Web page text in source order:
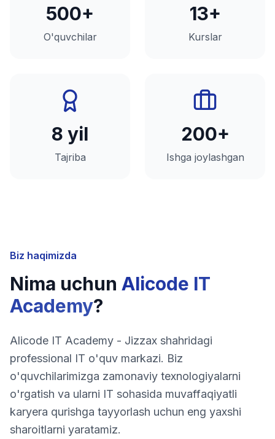
500+
O'quvchilar
13+
Kurslar
8 yil
Tajriba
200+
Ishga joylashgan
Biz haqimizda
Nima uchun Alicode IT
Academy?
Alicode IT Academy - Jizzax shahridagi
professional IT o'quv markazi. Biz
o'quvchilarimizga zamonaviy texnologiyalarni
o'rgatish va ularni IT sohasida muvaffaqiyatli
karyera qurishga tayyorlash uchun eng yaxshi
sharoitlarni yaratamiz.